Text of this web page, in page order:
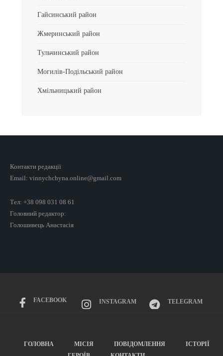
Гайсинський район
Жмеринський район
Тульчинський район
Могилів-Подільський район
Хмільницький район
Контакти редакції
Email: vinnychchyna.online@gmail.com
Тел: +38 098 031 08 61
Головний редактор:
Голошивець Анастасія
FACEBOOK INSTAGRAM TELEGRAM
ГОЛОВНА МІСІЯ ПОВІДОМЛЕННЯ
ІСТОРІЇ